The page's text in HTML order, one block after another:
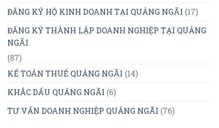
ĐĂNG KÝ HỘ KINH DOANH TẠI QUẢNG NGÃI (17)
ĐĂNG KÝ THÀNH LẬP DOANH NGHIỆP TẠI QUẢNG
NGÃI
(87)
KẾ TOÁN THUẾ QUẢNG NGÃI (14)
KHẮC DẤU QUẢNG NGÃI (6)
TƯ VẤN DOANH NGHIỆP QUẢNG NGÃI (76)